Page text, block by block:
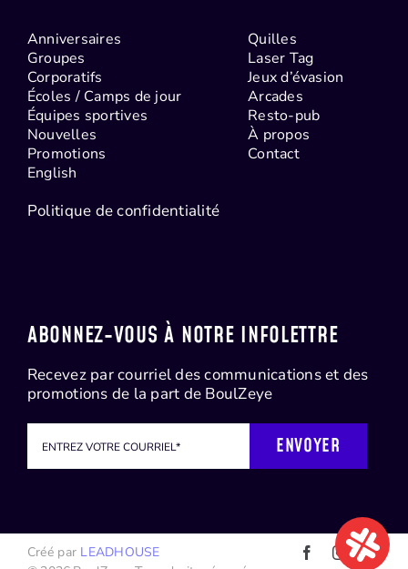
Anniversaires
Groupes
Corporatifs
Écoles / Camps de jour
Équipes sportives
Nouvelles
Promotions
English
Quilles
Laser Tag
Jeux d’évasion
Arcades
Resto-pub
À propos
Contact
Politique de confidentialité
ABONNEZ-VOUS À NOTRE INFOLETTRE
Recevez par courriel des communications et des
promotions de la part de BoulZeye
ENVOYER
Créé par LEADHOUSE